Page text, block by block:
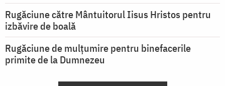
Rugăciune către Mântuitorul Iisus Hristos pentru
izbăvire de boală
Rugăciune de mulțumire pentru binefacerile
primite de la Dumnezeu